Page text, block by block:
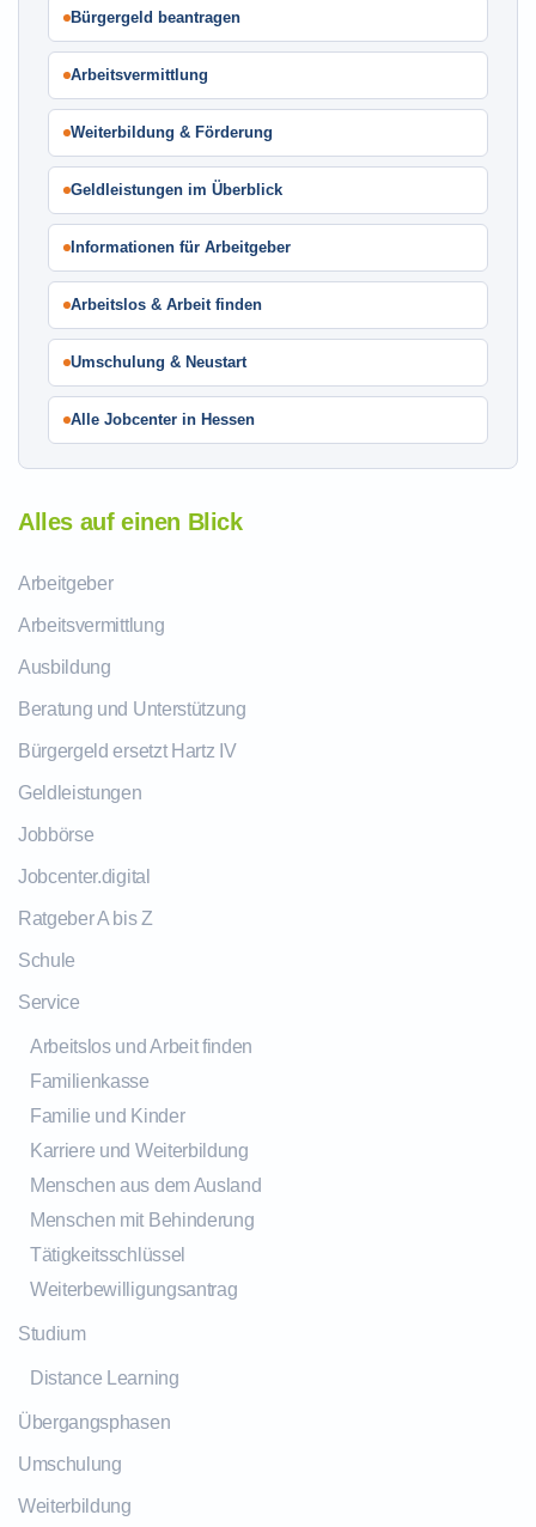
Bürgergeld beantragen
Arbeitsvermittlung
Weiterbildung & Förderung
Geldleistungen im Überblick
Informationen für Arbeitgeber
Arbeitslos & Arbeit finden
Umschulung & Neustart
Alle Jobcenter in Hessen
Alles auf einen Blick
Arbeitgeber
Arbeitsvermittlung
Ausbildung
Beratung und Unterstützung
Bürgergeld ersetzt Hartz IV
Geldleistungen
Jobbörse
Jobcenter.digital
Ratgeber A bis Z
Schule
Service
Arbeitslos und Arbeit finden
Familienkasse
Familie und Kinder
Karriere und Weiterbildung
Menschen aus dem Ausland
Menschen mit Behinderung
Tätigkeitsschlüssel
Weiterbewilligungsantrag
Studium
Distance Learning
Übergangsphasen
Umschulung
Weiterbildung